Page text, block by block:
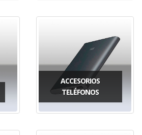
ACCESORIOS
TELÉFONOS